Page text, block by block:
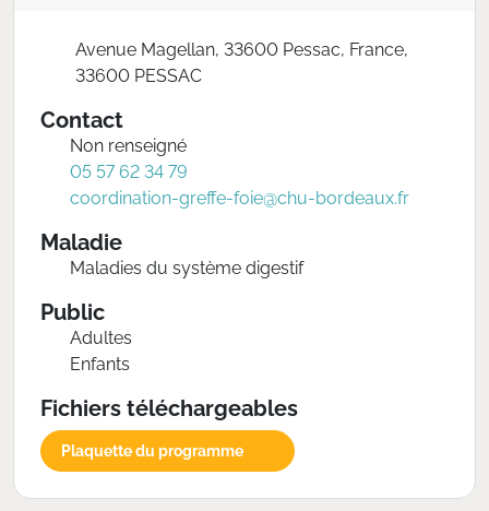
Avenue Magellan, 33600 Pessac, France,
33600 PESSAC
Contact
Non renseigné
05 57 62 34 79
coordination-greffe-foie@chu-bordeaux.fr
Maladie
Maladies du système digestif
Public
Adultes
Enfants
Fichiers téléchargeables
Plaquette du programme